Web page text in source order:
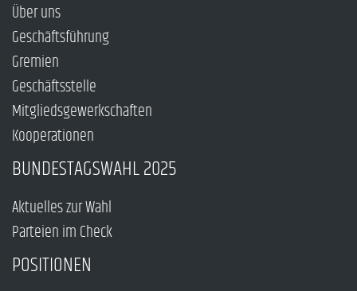
Über uns
Geschäftsführung
Gremien
Geschäftsstelle
Mitgliedsgewerkschaften
Kooperationen
BUNDESTAGSWAHL 2025
Aktuelles zur Wahl
Parteien im Check
POSITIONEN